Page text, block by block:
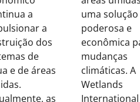
a
a
dos
de
e de áreas
as
uma solução
poderosa e
econômica
mudanças
climáticas. A
Wetlands
International